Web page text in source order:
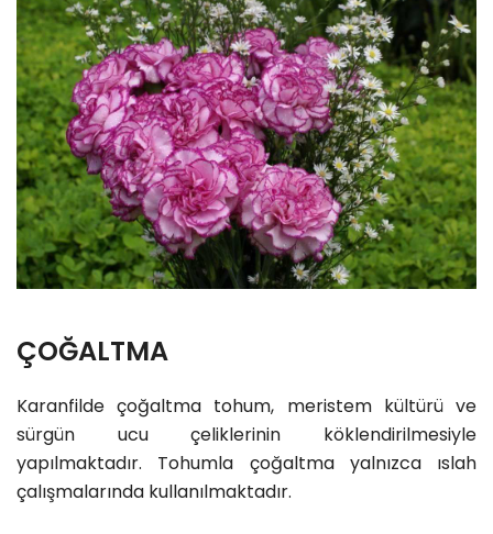
ÇOĞALTMA
Karanfilde çoğaltma tohum, meristem kültürü ve
sürgün ucu çeliklerinin köklendirilmesiyle
yapılmaktadır. Tohumla çoğaltma yalnızca ıslah
çalışmalarında kullanılmaktadır.